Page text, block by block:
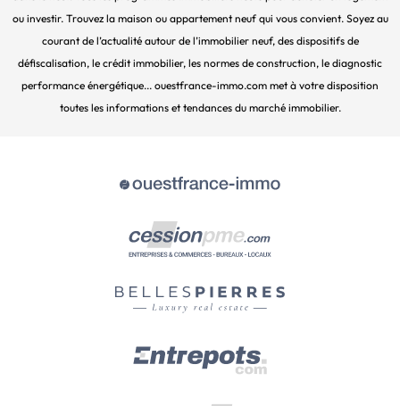
ou investir. Trouvez la maison ou appartement neuf qui vous convient. Soyez au
courant de l’actualité autour de l’immobilier neuf, des dispositifs de
défiscalisation, le crédit immobilier, les normes de construction, le diagnostic
performance énergétique... ouestfrance-immo.com met à votre disposition
toutes les informations et tendances du marché immobilier.